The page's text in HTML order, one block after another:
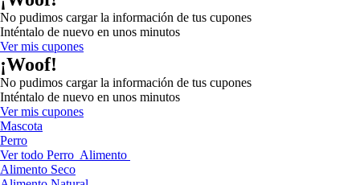
No pudimos cargar la información de tus cupones
Inténtalo de nuevo en unos minutos
Ver mis cupones
¡Woof!
No pudimos cargar la información de tus cupones
Inténtalo de nuevo en unos minutos
Ver mis cupones
Mascota
Perro
Ver todo Perro Alimento
Alimento Seco